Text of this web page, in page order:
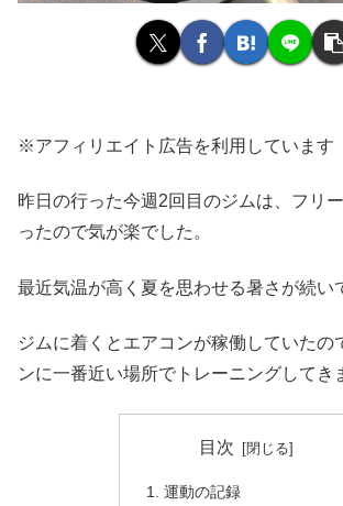
※アフィリエイト広告を利用しています
昨日の行った今週2回目のジムは、フリ
ったので気が楽でした。
最近気温が高く夏を思わせる暑さが続い
ジムに着くとエアコンが稼働していたの
ンに一番近い場所でトレーニングしてき
目次
運動の記録